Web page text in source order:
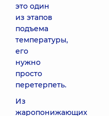
это один
из этапов
подъема
температуры,
его
нужно
просто
перетерпеть.
Из
жаропонижающих